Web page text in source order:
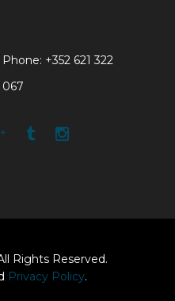
Phone: +352 621 322
067
Rights Reserved.
Privacy Policy.